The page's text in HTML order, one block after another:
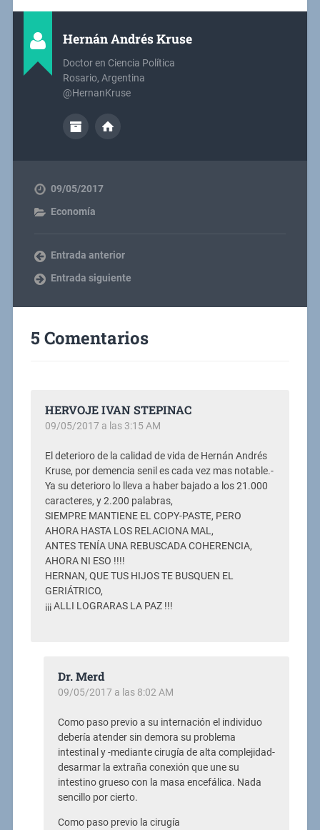
Hernán Andrés Kruse
Doctor en Ciencia Política
Rosario, Argentina
@HernanKruse
09/05/2017
Economía
Entrada anterior
Entrada siguiente
5 Comentarios
HERVOJE IVAN STEPINAC
09/05/2017 a las 3:15 AM
El deterioro de la calidad de vida de Hernán Andrés
Kruse, por demencia senil es cada vez mas notable.-
Ya su deterioro lo lleva a haber bajado a los 21.000
caracteres, y 2.200 palabras,
SIEMPRE MANTIENE EL COPY-PASTE, PERO
AHORA HASTA LOS RELACIONA MAL,
ANTES TENÍA UNA REBUSCADA COHERENCIA,
AHORA NI ESO !!!!
HERNAN, QUE TUS HIJOS TE BUSQUEN EL
GERIÁTRICO,
¡¡¡ ALLI LOGRARAS LA PAZ !!!
Dr. Merd
09/05/2017 a las 8:02 AM
Como paso previo a su internación el individuo
debería atender sin demora su problema
intestinal y -mediante cirugía de alta complejidad-
desarmar la extraña conexión que une su
intestino grueso con la masa encefálica. Nada
sencillo por cierto.
Como paso previo la cirugía